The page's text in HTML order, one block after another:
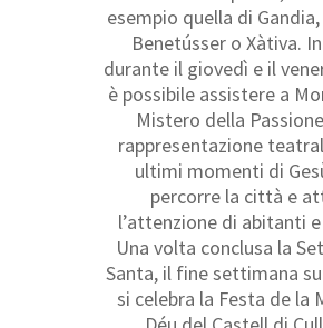
esempio quella di
Benetússer o Xàtiva.
durante il giovedì e il
è possibile assistere a
Mistero della
rappresentazione
ultimi momenti di
percorre la città e
l’attenzione di abitanti
Una volta conclusa la
Santa, il fine settimana
si celebra la Festa de la